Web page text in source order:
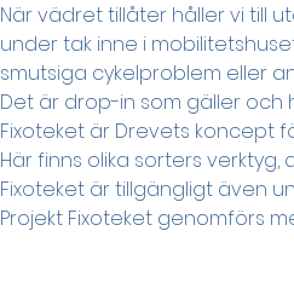
När vädret tillåter håller vi till
under tak inne i
smutsiga cykelproblem eller
Det är drop-in som gäller och
Fixoteket är Drevets koncept
Här finns olika sorters
Fixoteket är tillgängligt även
Projekt Fixoteket genomförs